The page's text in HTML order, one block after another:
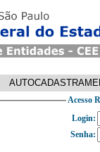
Acesso
Login:
Senha: